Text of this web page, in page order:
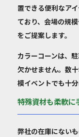
置できる便利なア
ており、会場の規
をご提案します。
カラーコーンは、
欠かせません。数
模イベントでも十分
特殊資材も柔軟に
弊社の在庫にない